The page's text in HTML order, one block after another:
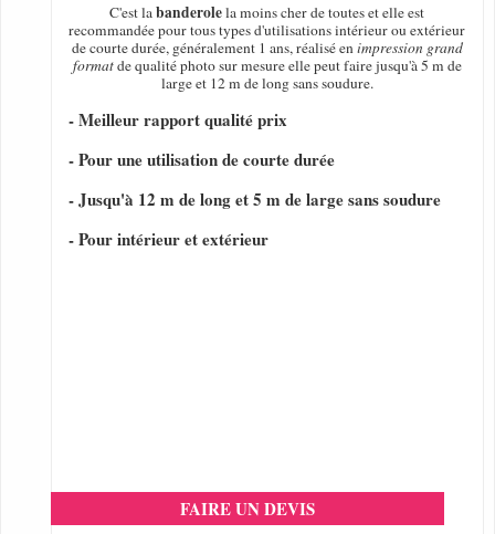
C'est labanderolela moins cher de toutes et elle est
recommandée pour tous types d'utilisations intérieur ou extérieur
de courte durée, généralement 1 ans, réalisé enimpression grand
formatde qualité photo sur mesure elle peut faire jusqu'à 5 m de
large et 12 m de long sans soudure.
- Meilleur rapport qualité prix
- Pour une utilisation de courte durée
- Jusqu'à 12 m de long et 5 m de large sans soudure
- Pour intérieur et extérieur
FAIRE UN DEVIS